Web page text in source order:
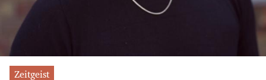
Zeitgeist